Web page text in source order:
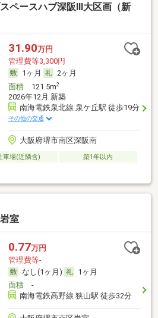
ペースハブ深阪Ⅲ大区画（新
31.90万円
管理費等3,300円
1ヶ月
2ヶ月
面積121.5m2
2026年12月 新築
南海電鉄泉北線 泉ケ丘駅 徒歩19分
その他の交通
大阪府堺市南区深阪南
車場(近隣含)
築1年以内
室
0.77万円
管理費等-
なし(1ヶ月)
1ヶ月
面積-
南海電鉄高野線 狭山駅 徒歩32分